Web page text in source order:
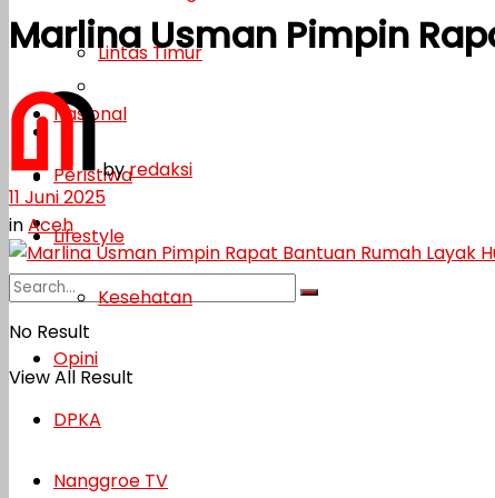
Lifestyle
DPKA
Nanggroe TV
No Result
View All Result
Lintas Timur
Nasional
Peristiwa
Lifestyle
Kesehatan
Opini
DPKA
Nanggroe TV
Marlina Usman Pimpin
byredaksi
11 Juni 2025
inAceh